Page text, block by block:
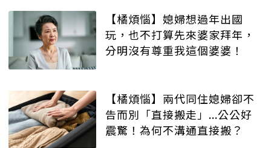
【橘煩惱】媳婦想過年出國
玩，也不打算先來婆家拜年，
分明沒有尊重我這個婆婆！
【橘煩惱】兩代同住媳婦卻不
告而別「直接搬走」...公公好
震驚！為何不溝通直接搬？